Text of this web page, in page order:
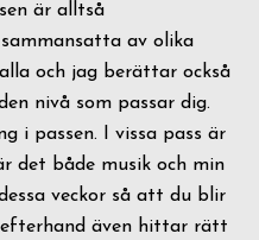
är alltså
av olika
och jag berättar också
nivå som passar dig.
i passen. I vissa pass är
det både musik och min
veckor så att du blir
efterhand även hittar rätt